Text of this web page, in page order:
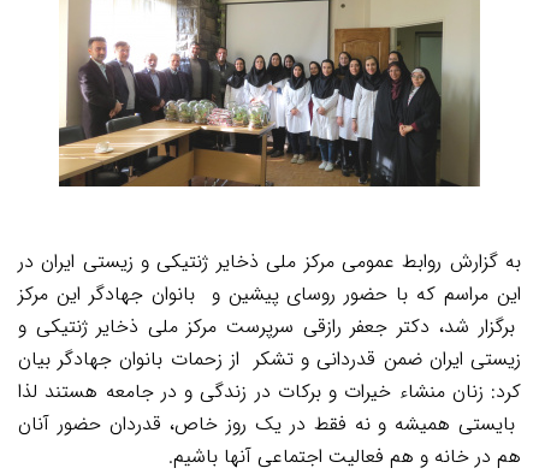
به گزارش روابط عمومی مرکز ملی ذخایر ژنتیکی و زیستی ایران در
این مراسم که با حضور روسای پیشین و بانوان جهادگر این مرکز
برگزار شد، دکتر جعفر رازقی سرپرست مرکز ملی ذخایر ژنتیکی و
زیستی ایران ضمن قدردانی و تشکر از زحمات بانوان جهادگر بیان
کرد: زنان منشاء خیرات و برکات در زندگی و در جامعه هستند لذا
بایستی همیشه و نه فقط در یک روز خاص، قدردان حضور آنان
هم در خانه و هم فعالیت اجتماعی آنها باشیم.